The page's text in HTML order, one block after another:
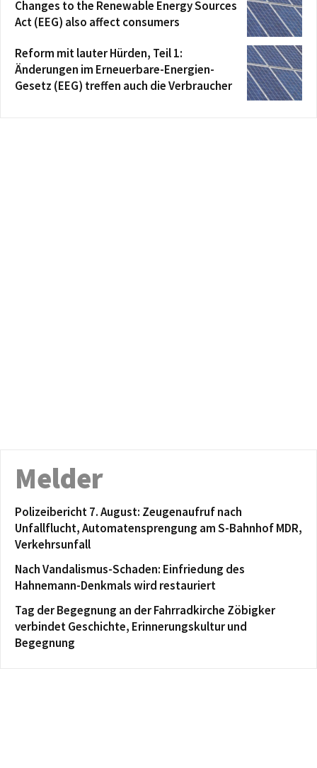
Changes to the Renewable Energy Sources
Act (EEG) also affect consumers
Reform mit lauter Hürden, Teil 1:
Änderungen im Erneuerbare-Energien-
Gesetz (EEG) treffen auch die Verbraucher
Melder
Polizeibericht 7. August: Zeugenaufruf nach
Unfallflucht, Automatensprengung am S-Bahnhof MDR,
Verkehrsunfall
Nach Vandalismus-Schaden: Einfriedung des
Hahnemann-Denkmals wird restauriert
Tag der Begegnung an der Fahrradkirche Zöbigker
verbindet Geschichte, Erinnerungskultur und
Begegnung